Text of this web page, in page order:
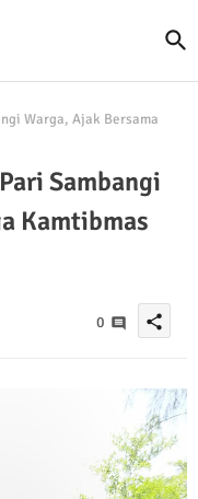
Warga, Ajak Bersama
Sambangi
Kamtibmas
0 share